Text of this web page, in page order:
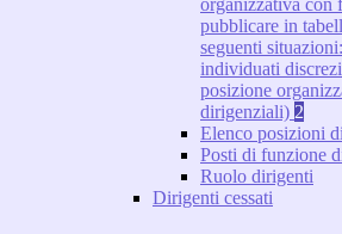
organizzativa con
pubblicare in
seguenti
individuati
posizione
dirigenziali) 2
Elenco posizioni
Posti di funzione
Ruolo dirigenti
Dirigenti cessati